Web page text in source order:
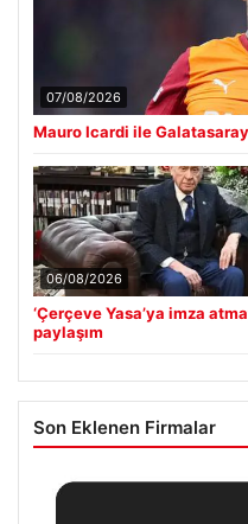
07/08/2026
Mauro Icardi ile
06/08/2026
‘Çerçeve Yasa’ya imza
paylaşım
Son Eklenen Firmalar